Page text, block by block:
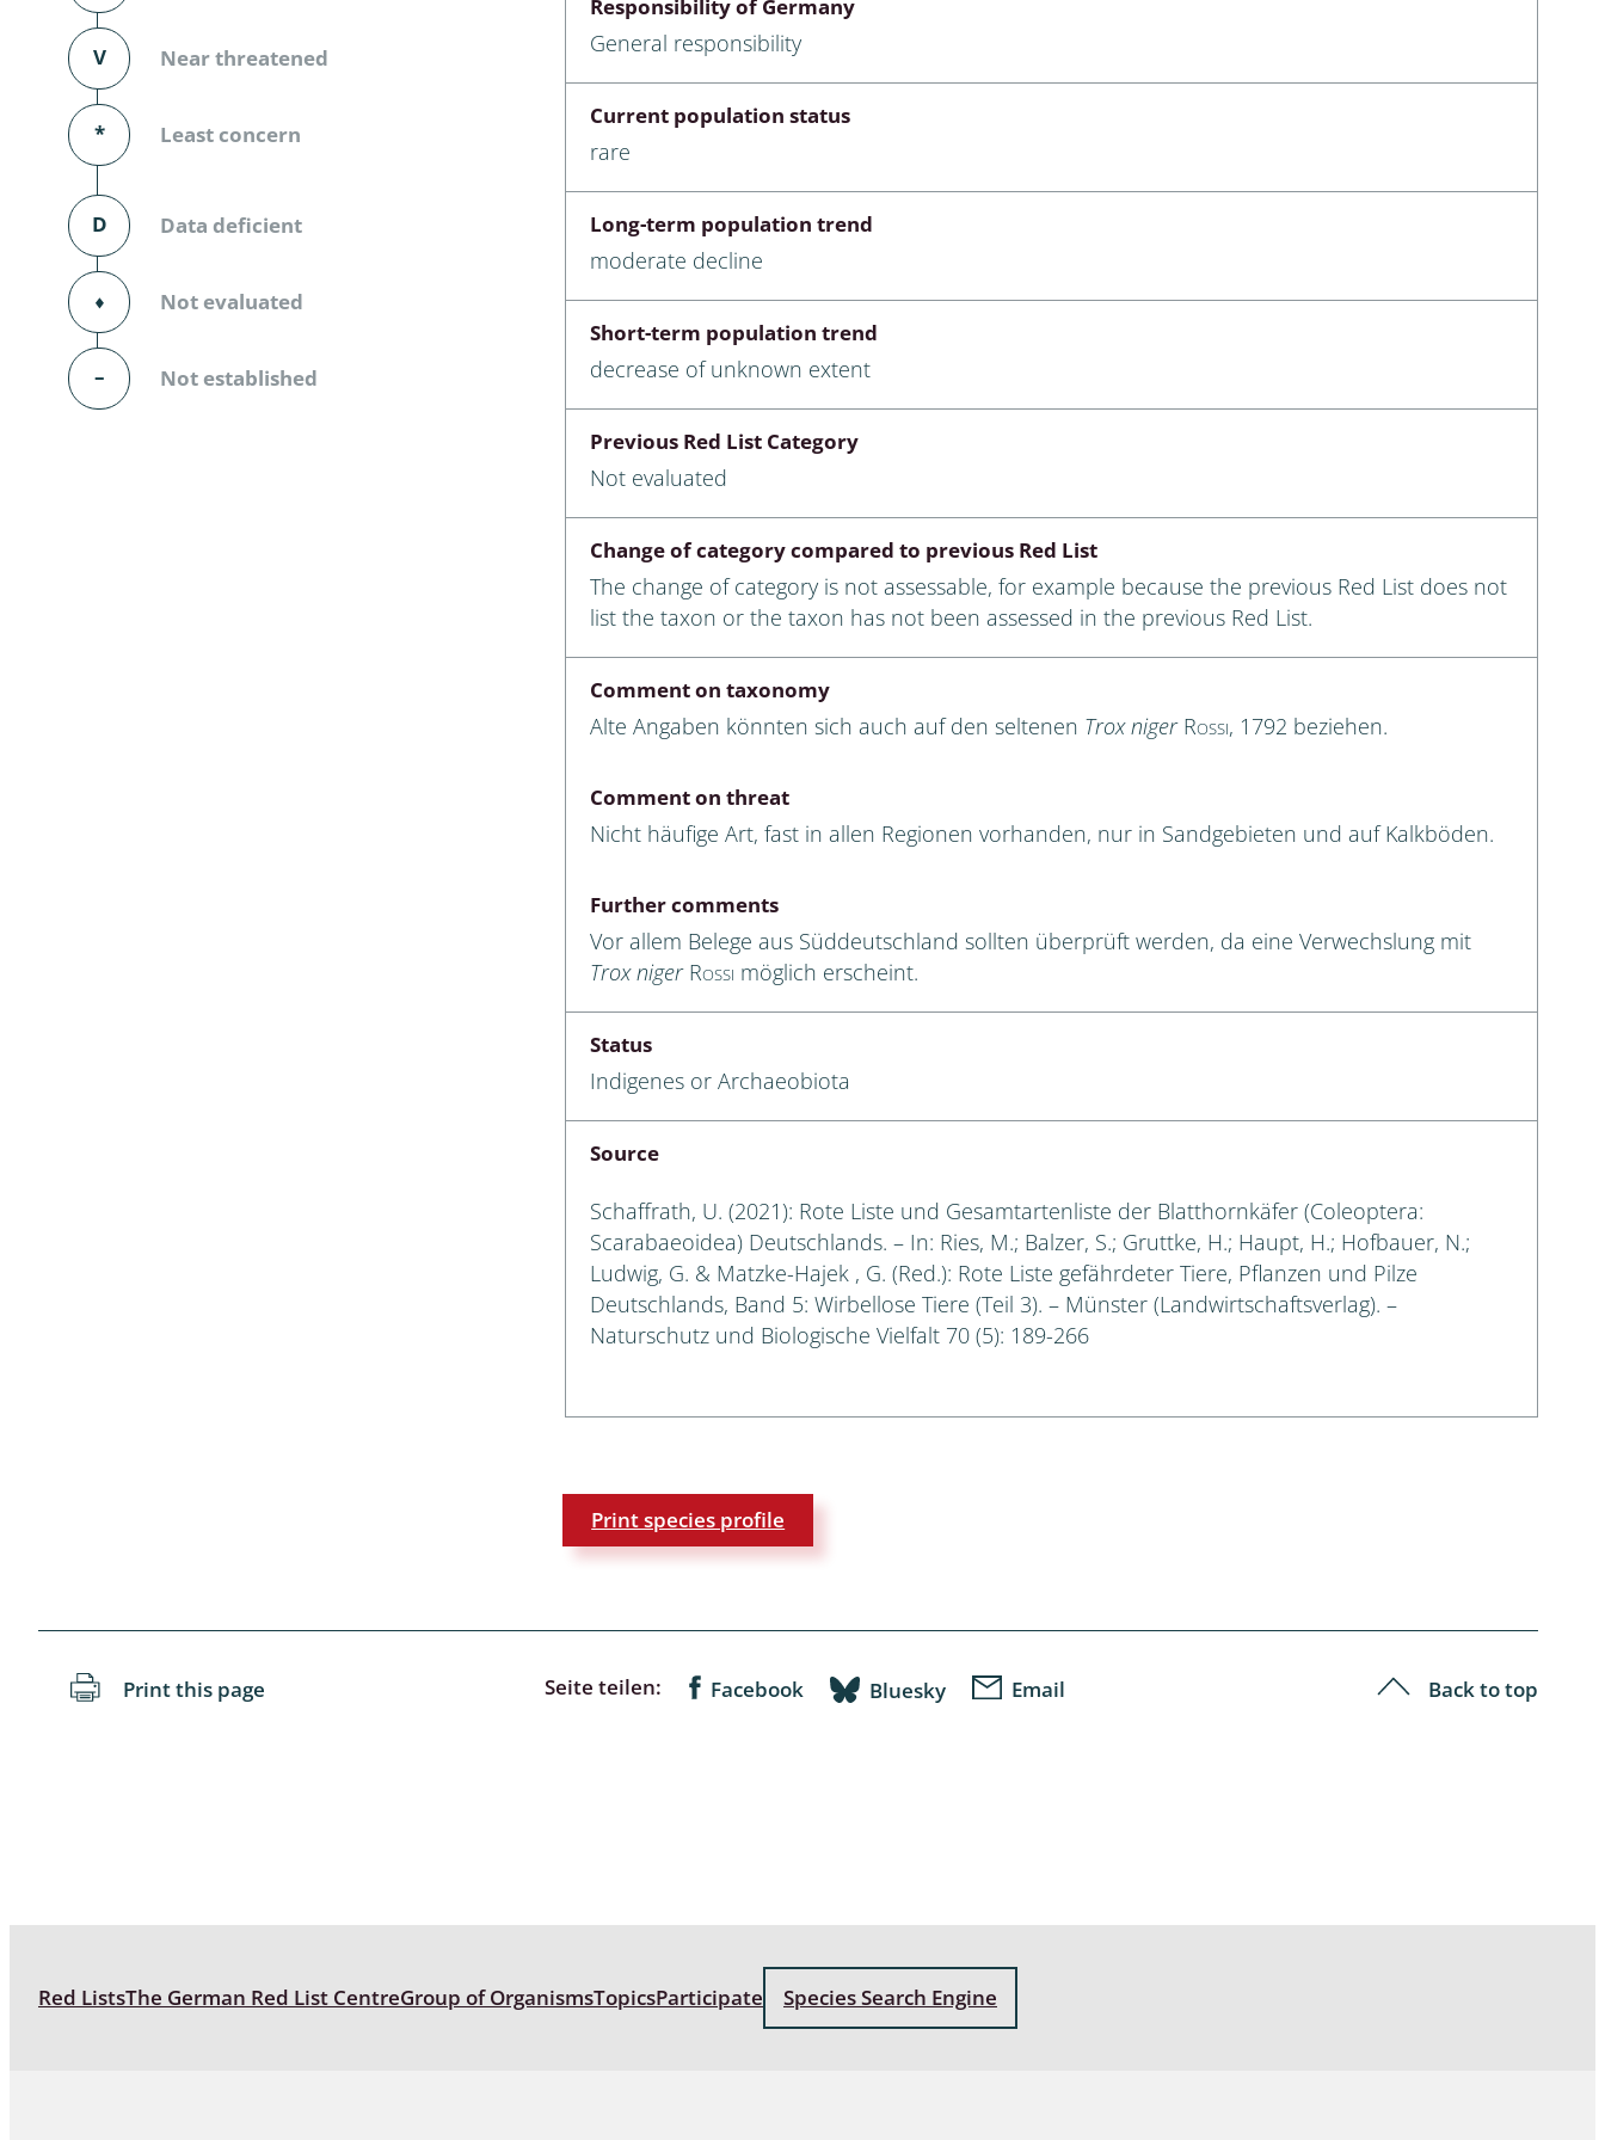
Diptera: Thaumaleidae
Lepidoptera: Noctuoidea
Diptera: Ceratopogonidae
Diptera: Empidoidea
Coleoptera: Carabidae
Neuropterida: Raphidioptera,
Megaloptera, Neuroptera
Hymenoptera: Symphyta
Arachnida: Pseudoscorpiones
Lumbricidae & Criodrilidae
Coleoptera: Curculionoidea
Diptera: Syrphidae
Lepidoptera: Geometridae &
Lepidoptera: Bombyces, Sphinges s.l.
Lepidoptera: Papilionoidea,
Hesperioidea, Zygaenidae
Bostrichidae, Anobiidae, Ptinidae;
Hymenoptera, Aculeata: Ampulicidae,
Chrysididae, Vespidae, Mutillidae,
Scoliidae, Tiphiidae & Sapygidae
V Near threatened
* Least concern
D Data deficient
⬧ Not evaluated
– Not established
Responsibility of Germany
General responsibility
Current population status
rare
Long-term population trend
moderate decline
Short-term population trend
decrease of unknown extent
Previous Red List Category
Not evaluated
Change of category compared to previous Red List
The change of category is not assessable, for example because the previous Red List does not
list the taxon or the taxon has not been assessed in the previous Red List.
Comment on taxonomy
Alte Angaben könnten sich auch auf den seltenen Trox niger Rossi, 1792 beziehen.
Comment on threat
Nicht häufige Art, fast in allen Regionen vorhanden, nur in Sandgebieten und auf Kalkböden.
Further comments
Vor allem Belege aus Süddeutschland sollten überprüft werden, da eine Verwechslung mit
Trox niger Rossi möglich erscheint.
Status
Indigenes or Archaeobiota
Source
Schaffrath, U. (2021): Rote Liste und Gesamtartenliste der Blatthornkäfer (Coleoptera:
Scarabaeoidea) Deutschlands. – In: Ries, M.; Balzer, S.; Gruttke, H.; Haupt, H.; Hofbauer, N.;
Ludwig, G. & Matzke-Hajek , G. (Red.): Rote Liste gefährdeter Tiere, Pflanzen und Pilze
Deutschlands, Band 5: Wirbellose Tiere (Teil 3). – Münster (Landwirtschaftsverlag). –
Naturschutz und Biologische Vielfalt 70 (5): 189-266
Print species profile
Print this page Seite teilen: Facebook Bluesky Email Back to top
Red ListsThe German Red List CentreGroup of OrganismsTopicsParticipate Species Search Engine